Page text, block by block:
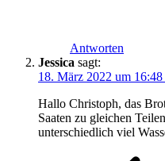
Antworten
Jessica sagt:
18. März 2022 um
Hallo Christoph, das
Saaten zu gleichen
unterschiedlich viel